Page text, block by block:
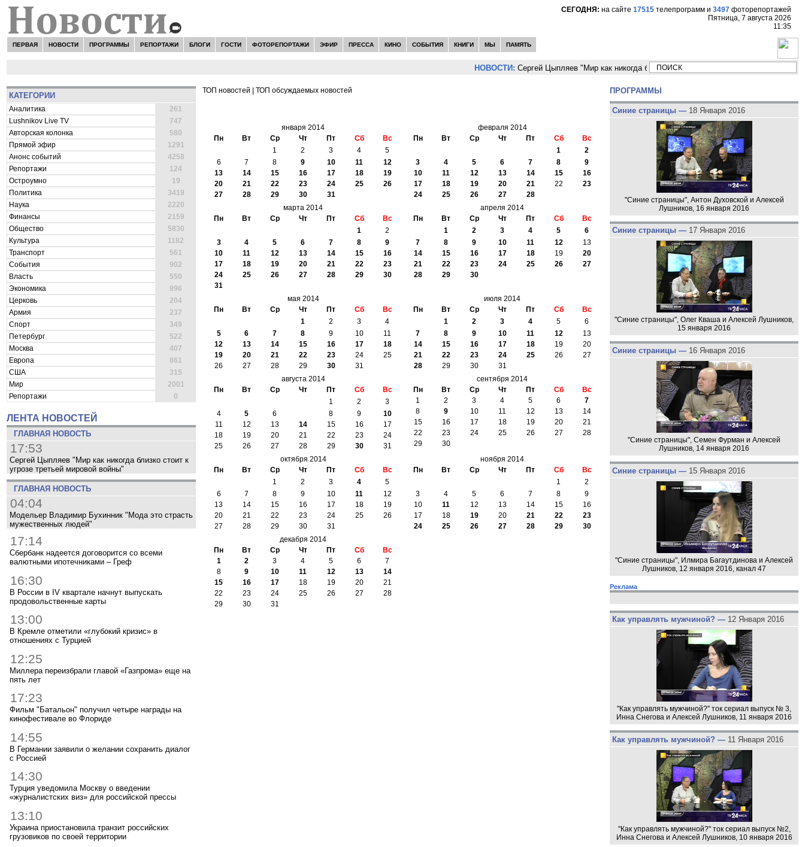
СЕГОДНЯ: на сайте 17515 телепрограмм и 3497 фоторепортажей
Пятница, 7 августа 2026
11:35
ПЕРВАЯ НОВОСТИ ПРОГРАММЫ РЕПОРТАЖИ БЛОГИ ГОСТИ ФОТОРЕПОРТАЖИ ЭФИР ПРЕССА КИНО СОБЫТИЯ КНИГИ МЫ ПАМЯТЬ
НОВОСТИ: Сергей Цыпляев "Мир как никогда близко стоит к угрозе третьей мировой войны"
КАТЕГОРИИ
Аналитика
261
Lushnikov Live TV
747
Авторская колонка
580
Прямой эфир
1291
Анонс событий
4258
Репортажи
124
Остроумно
19
Политика
3419
Наука
2220
Финансы
2159
Общество
5830
Культура
1182
Транспорт
561
События
902
Власть
550
Экономика
896
Церковь
204
Армия
237
Спорт
349
Петербург
522
Москва
407
Европа
861
США
315
Мир
2001
Репортажи
0
ЛЕНТА НОВОСТЕЙ
ГЛАВНАЯ НОВОСТЬ
17:53
Сергей Цыпляев "Мир как никогда близко стоит к
угрозе третьей мировой войны"
ГЛАВНАЯ НОВОСТЬ
04:04
Модельер Владимир Бухинник "Мода это страсть
мужественных людей"
17:14
Сбербанк надеется договорится со всеми
валютными ипотечниками – Греф
16:30
В России в IV квартале начнут выпускать
продовольственные карты
13:00
В Кремле отметили «глубокий кризис» в
отношениях с Турцией
12:25
Миллера переизбрали главой «Газпрома» еще на
пять лет
17:23
Фильм "Батальон" получил четыре награды на
кинофестивале во Флориде
14:55
В Германии заявили о желании сохранить диалог
с Россией
14:30
Турция уведомила Москву о введении
«журналистских виз» для российской прессы
13:10
Украина приостановила транзит российских
грузовиков по своей территории
ТОП новостей ТОП обсуждаемых новостей
января 2014
Пн
Вт Ср Чт Пт Сб
Вс
1
2 3 4
5
6
7 8 9 10 11
12
13
14 15 16 17 18
19
20
21 22 23 24 25
26
27
28 29 30 31
февраля 2014
Пн
Вт Ср Чт Пт Сб
Вс
1
2
3
4 5 6 7 8
9
10
11 12 13 14 15
16
17
18 19 20 21 22
23
24
25 26 27
28
марта 2014
Пн
Вт Ср Чт Пт Сб
Вс
1
2
3
4 5 6 7 8
9
10
11 12 13 14 15
16
17
18 19 20 21 22
23
24
25 26 27 28 29
30
31
апреля 2014
Пн
Вт Ср Чт Пт Сб
Вс
1
2 3 4 5
6
7
8 9 10 11 12
13
14
15 16 17 18 19
20
21
22 23 24 25 26
27
28
29 30
мая 2014
Пн
Вт Ср Чт Пт Сб
Вс
1
2 3
4
5
6 7 8 9 10
11
12
13 14 15 16 17
18
19
20 21 22 23 24
25
26
27 28 29 30 31
июля 2014
Пн
Вт Ср Чт Пт Сб
Вс
1
2 3 4 5
6
7
8 9 10 11 12
13
14
15 16 17 18 19
20
21
22 23 24 25 26
27
28
29 30
31
августа 2014
Пн
Вт Ср Чт Пт Сб
Вс
1
2
3
4
5 6 8 9
10
11
12 13 14 15 16
17
18
19 20 21 22 23
24
25
26 27 28 29 30 31
сентября 2014
Пн
Вт Ср Чт Пт Сб
Вс
1
2 3 4 5 6
7
8
9 10 11 12 13
14
15
16 17 18 19 20
21
22
23 24 25 26 27
28
29
30
октября 2014
Пн
Вт Ср Чт Пт Сб
Вс
1
2 3 4
5
6
7 8 9 10 11
12
13
14 15 16 17 18
19
20
21 22 23 24 25
26
27
28 29 30 31
ноября 2014
Пн
Вт Ср Чт Пт Сб
Вс
1
2
3
4 5 6 7 8
9
10
11 12 13 14 15
16
17
18 19 20 21 22
23
24
25 26 27 28 29
30
декабря 2014
Пн
Вт Ср Чт Пт Сб
Вс
1
2 3 4 5 6
7
8
9 10 11 12 13
14
15
16 17 18 19 20
21
22
23 24 25 26 27
28
29
30 31
ПРОГРАММЫ
Синие страницы — 18 Января 2016
"Синие страницы", Антон Духовской и Алексей
Лушников, 16 января 2016
Синие страницы — 17 Января 2016
"Синие страницы", Олег Кваша и Алексей Лушников,
15 января 2016
Синие страницы — 16 Января 2016
"Синие страницы", Семен Фурман и Алексей
Лушников, 14 января 2016
Синие страницы — 15 Января 2016
"Синие страницы", Илмира Багаутдинова и Алексей
Лушников, 12 января 2016, канал 47
Реклама
Как управлять мужчиной? — 12 Января 2016
"Как управлять мужчиной?" ток сериал выпуск № 3,
Инна Снегова и Алексей Лушников, 11 января 2016
Как управлять мужчиной? — 11 Января 2016
"Как управлять мужчиной?" ток сериал выпуск №2,
Инна Снегова и Алексей Лушников, 10 января 2016